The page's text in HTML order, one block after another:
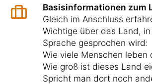
Basisinformationen zum
Gleich im Anschluss
Wichtige über das Land,
Sprache gesprochen wird:
Wie viele Menschen leben
Wie groß ist dieses Land
Spricht man dort noch